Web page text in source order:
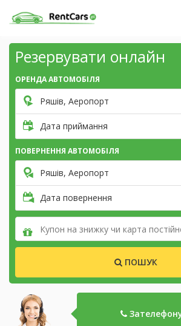
Резервувати онлайн
ОРЕНДА АВТОМОБІЛЯ
Ряшів, Аеропорт
Дата приймання
ПОВЕРНЕННЯ АВТОМОБІЛЯ
Ряшів, Аеропорт
Дата повернення
ПОШУК